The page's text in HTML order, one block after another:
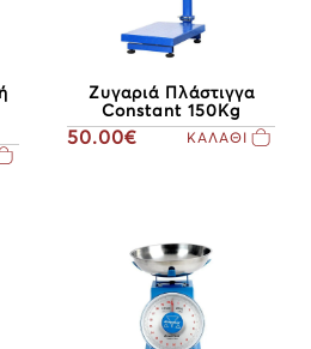
Ζυγαριά Πλάστιγγα
Constant 150Kg
50.00€ ΚΑΛΑΘΙ